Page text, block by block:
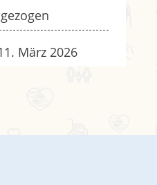
März 2026